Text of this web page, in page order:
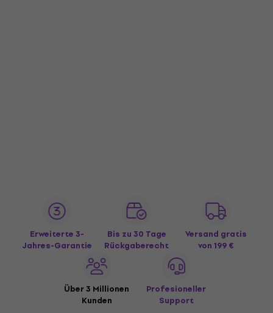
Erweiterte 3-
Jahres-Garantie
Bis zu 30 Tage
Rückgaberecht
Versand gratis
von 199 €
Über 3 Millionen
Kunden
Profesioneller
Support